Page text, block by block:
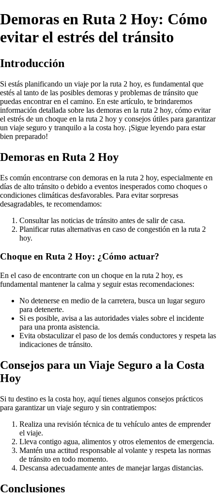
Demoras en Ruta 2 Hoy: Cómo
evitar el estrés del tránsito
Introducción
Si estás planificando un viaje por la ruta 2 hoy, es fundamental que
estés al tanto de las posibles demoras y problemas de tránsito que
puedas encontrar en el camino. En este artículo, te brindaremos
información detallada sobre las demoras en la ruta 2 hoy, cómo evitar
el estrés de un choque en la ruta 2 hoy y consejos útiles para garantizar
un viaje seguro y tranquilo a la costa hoy. ¡Sigue leyendo para estar
bien preparado!
Demoras en Ruta 2 Hoy
Es común encontrarse con demoras en la ruta 2 hoy, especialmente en
días de alto tránsito o debido a eventos inesperados como choques o
condiciones climáticas desfavorables. Para evitar sorpresas
desagradables, te recomendamos:
Consultar las noticias de tránsito antes de salir de casa.
Planificar rutas alternativas en caso de congestión en la ruta 2
hoy.
Choque en Ruta 2 Hoy: ¿Cómo actuar?
En el caso de encontrarte con un choque en la ruta 2 hoy, es
fundamental mantener la calma y seguir estas recomendaciones:
No detenerse en medio de la carretera, busca un lugar seguro
para detenerte.
Si es posible, avisa a las autoridades viales sobre el incidente
para una pronta asistencia.
Evita obstaculizar el paso de los demás conductores y respeta las
indicaciones de tránsito.
Consejos para un Viaje Seguro a la Costa
Hoy
Si tu destino es la costa hoy, aquí tienes algunos consejos prácticos
para garantizar un viaje seguro y sin contratiempos:
Realiza una revisión técnica de tu vehículo antes de emprender
el viaje.
Lleva contigo agua, alimentos y otros elementos de emergencia.
Mantén una actitud responsable al volante y respeta las normas
de tránsito en todo momento.
Descansa adecuadamente antes de manejar largas distancias.
Conclusiones